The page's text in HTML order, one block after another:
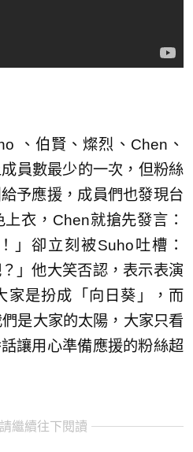
、伯賢、燦烈、Chen、
員數最少的一次，但粉絲
予應援，成員們也發現台
衣，Chen就搶先發言：
」卻立刻被Suho吐槽：
」他大笑否認，表示表演
家是扮成「向日葵」，而
是大家的太陽，大家只看
讓用心準備應援的粉絲超
繼續往下閱讀